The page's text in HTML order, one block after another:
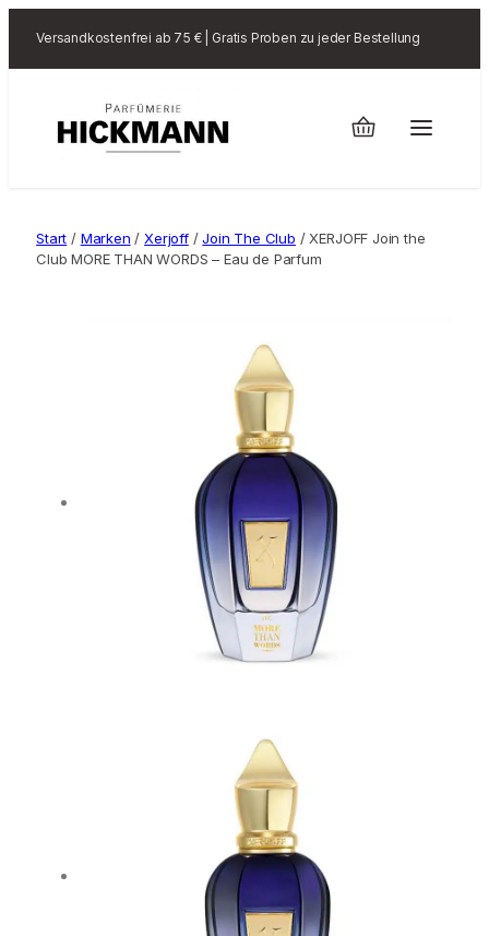
Versandkostenfrei ab 75 € | Gratis Proben zu jeder Bestellung
Start / Marken /Xerjoff/Join The Club / XERJOFF Join the
Club MORE THAN WORDS – Eau de Parfum